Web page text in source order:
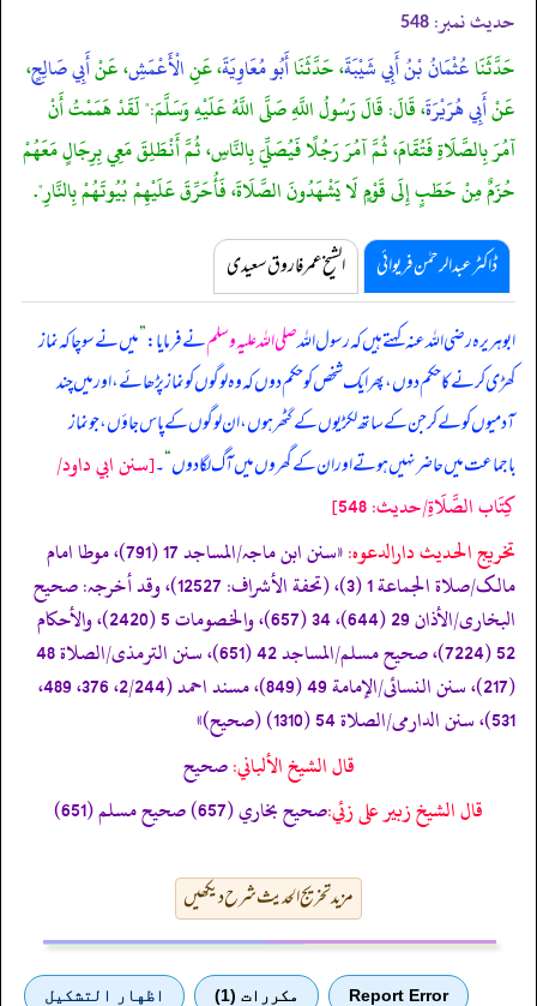
حدیث نمبر: 548
حَدَّثَنَاعُثْمَانُ بْنُ أَبِي شَيْبَةَ، حَدَّثَنَاأَبُو مُعَاوِيَةَ، عَنِالْأَعْمَشِ، عَنْأَبِي صَالِحٍ،
عَنْأَبِي هُرَيْرَةَ، قَالَ: قَالَ رَسُولُ اللَّهِ صَلَّى اللَّهُ عَلَيْهِ وَسَلَّمَ:" لَقَدْ هَمَمْتُ أَنْ
آمُرَ بِالصَّلَاةِ فَتُقَامَ، ثُمَّ آمُرَ رَجُلًا فَيُصَلِّيَ بِالنَّاسِ، ثُمَّ أَنْطَلِقَ مَعِي بِرِجَالٍ مَعَهُمْ
حُزَمٌ مِنْ حَطَبٍ إِلَى قَوْمٍ لَا يَشْهَدُونَ الصَّلَاةَ، فَأُحَرِّقَ عَلَيْهِمْ بُيُوتَهُمْ بِالنَّارِ".
ڈاکٹر عبدالرحمٰن فریوائی الشیخ عمر فاروق سعیدی
ابوہریرہ رضی اللہ عنہ کہتے ہیں کہرسول اللہصلی اللہ علیہ وسلمنے فرمایا:”میں نے سوچا کہ نماز
کھڑی کرنے کا حکم دوں، پھر ایک شخص کو حکم دوں کہ وہ لوگوں کو نماز پڑھائے، اور میں چند
آدمیوں کو لے کر جن کے ساتھ لکڑیوں کے گٹھر ہوں، ان لوگوں کے پاس جاؤں، جو نماز
باجماعت میں حاضر نہیں ہوتے اور ان کے گھروں میں آگ لگا دوں“۔[سنن ابي داود/
كِتَاب الصَّلَاةِ/حدیث: 548]
تخریج الحدیث دارالدعوہ:
«‏‏‏‏سنن ابن ماجہ/المساجد 17 (791)، موطا امام
مالک/صلاة الجماعة 1 (3)، (تحفة الأشراف: 12527)، وقد أخرجہ: صحیح
البخاری/الأذان 29 (644)، 34 (657)، والخصومات 5 (2420)، والأحکام
52 (7224)، صحیح مسلم/المساجد 42 (651)، سنن الترمذی/الصلاة 48
(217)، سنن النسائی/الإمامة 49 (849)، مسند احمد (2/244، 376، 489،
531)، سنن الدارمی/الصلاة 54 (1310) (صحیح)»
قال الشيخ الألباني:صحيح
قال الشيخ زبير على زئي:صحيح بخاري (657) صحيح مسلم (651)
مزید تخریج الحدیث شرح دیکھیں
Report Error مكررات (1) اظهار التشكيل